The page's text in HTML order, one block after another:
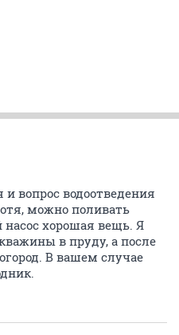
вопрос водоотведения
можно поливать
хорошая вещь. Я
в пруду, а после
В вашем случае